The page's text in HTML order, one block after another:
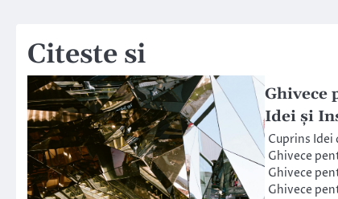
Citeste si
Ghivece
Idei și
Cuprins Idei
Ghivece
Ghivece
Ghivece